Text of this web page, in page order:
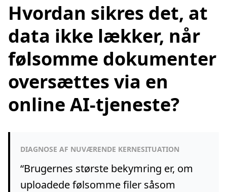
Hvordan sikres det, at
data ikke lækker, når
følsomme dokumenter
oversættes via en
online AI-tjeneste?
DIAGNOSE AF NUVÆRENDE KERNESITUATION
“Brugernes største bekymring er, om
uploadede følsomme filer såsom